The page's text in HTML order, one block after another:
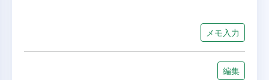
メモ入力
編集